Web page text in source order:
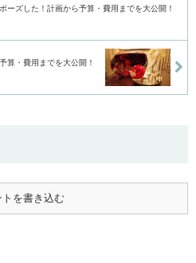
ーズした！計画から予算・費用までを大公開！
算・費用までを大公開！
トを書き込む